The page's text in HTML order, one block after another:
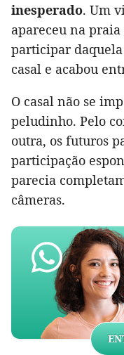
inesperado. Um
apareceu na praia
participar
casal e acabou
O casal não se
peludinho. Pelo
outra, os futuros
participação
parecia
câmeras.